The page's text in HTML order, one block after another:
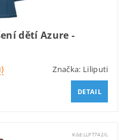
dětí Azure -
Značka: Liliputi
DETAIL
Kód:LLPT742/L